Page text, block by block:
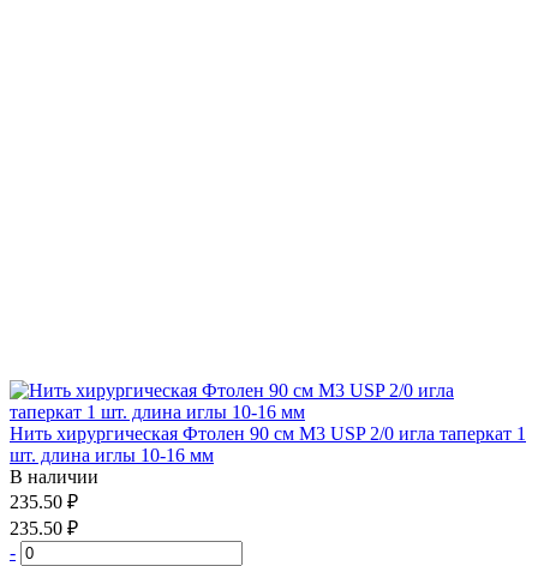
Нить хирургическая Фтолен 90 см М3 USP 2/0 игла таперкат 1
шт. длина иглы 10-16 мм
В наличии
235.50 ₽
235.50 ₽
-